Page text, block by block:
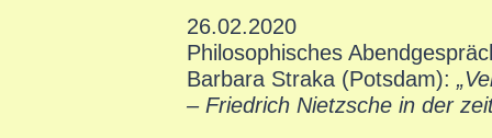
26.02.2020
Philosophisches
Barbara Straka (Potsdam):
– Friedrich Nietzsche in der